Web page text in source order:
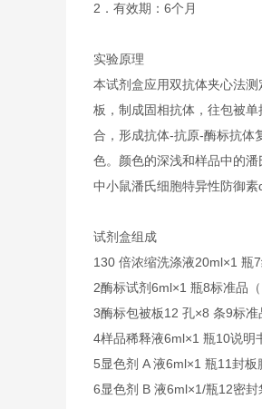
2．有效期：6个月
实验原理
本试剂盒应用双抗体夹心法
板，制成固相抗体，往包被
合，形成抗体-抗原-酶标抗体
色。颜色的深浅和样品中的
中小鼠潘氏细胞特异性防御素
试剂盒组成
130 倍浓缩洗涤液20ml×1 瓶7
2酶标试剂6ml×1 瓶8标准品（
3酶标包被板12 孔×8 条9标准
4样品稀释液6ml×1 瓶10说明
5显色剂 A 液6ml×1 瓶11封板
6显色剂 B 液6ml×1/瓶12密封